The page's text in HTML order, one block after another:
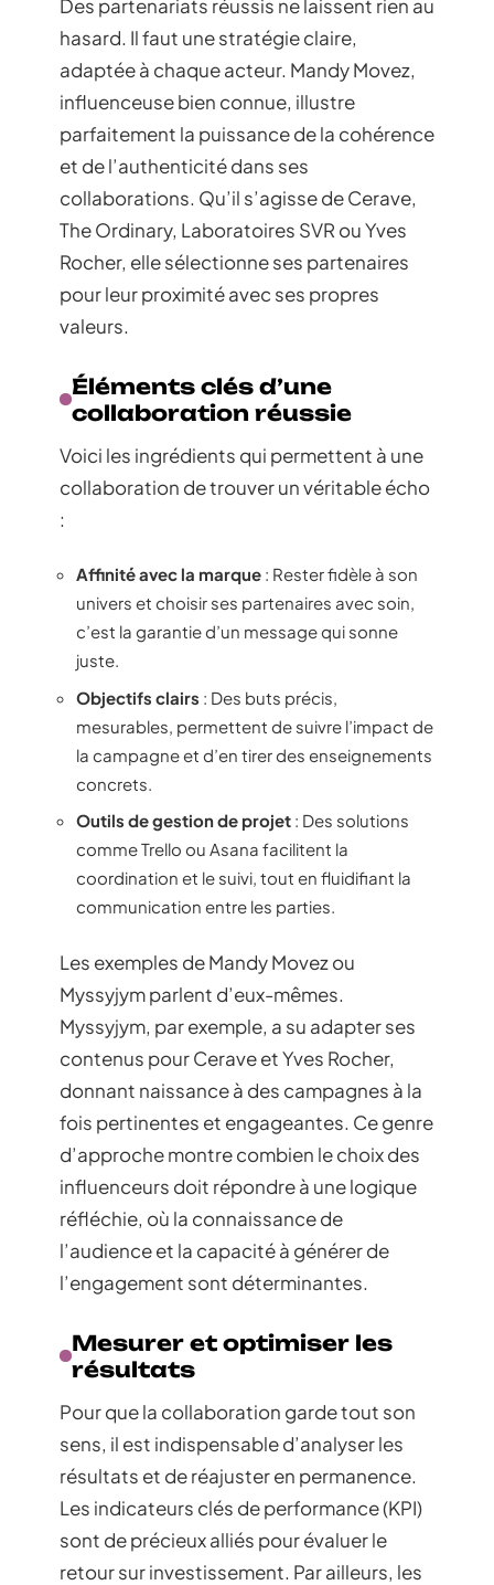
Des partenariats réussis ne laissent rien au
hasard. Il faut une stratégie claire,
adaptée à chaque acteur. Mandy Movez,
influenceuse bien connue, illustre
parfaitement la puissance de la cohérence
et de l’authenticité dans ses
collaborations. Qu’il s’agisse de Cerave,
The Ordinary, Laboratoires SVR ou Yves
Rocher, elle sélectionne ses partenaires
pour leur proximité avec ses propres
valeurs.
Éléments clés d’une
collaboration réussie
Voici les ingrédients qui permettent à une
collaboration de trouver un véritable écho
:
Affinité avec la marque : Rester fidèle à son
univers et choisir ses partenaires avec soin,
c’est la garantie d’un message qui sonne
juste.
Objectifs clairs : Des buts précis,
mesurables, permettent de suivre l’impact de
la campagne et d’en tirer des enseignements
concrets.
Outils de gestion de projet : Des solutions
comme Trello ou Asana facilitent la
coordination et le suivi, tout en fluidifiant la
communication entre les parties.
Les exemples de Mandy Movez ou
Myssyjym parlent d’eux-mêmes.
Myssyjym, par exemple, a su adapter ses
contenus pour Cerave et Yves Rocher,
donnant naissance à des campagnes à la
fois pertinentes et engageantes. Ce genre
d’approche montre combien le choix des
influenceurs doit répondre à une logique
réfléchie, où la connaissance de
l’audience et la capacité à générer de
l’engagement sont déterminantes.
Mesurer et optimiser les
résultats
Pour que la collaboration garde tout son
sens, il est indispensable d’analyser les
résultats et de réajuster en permanence.
Les indicateurs clés de performance (KPI)
sont de précieux alliés pour évaluer le
retour sur investissement. Par ailleurs, les